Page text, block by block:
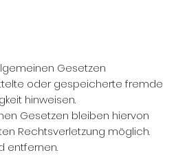
Gesetzen
oder gespeicherte fremde
hinweisen.
Gesetzen bleiben hiervon
Rechtsverletzung möglich.
entfernen.